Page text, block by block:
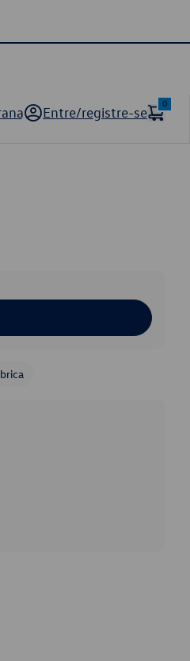
Entre/registre-se
0